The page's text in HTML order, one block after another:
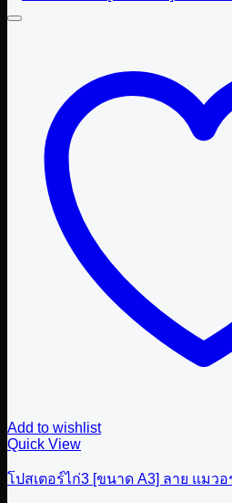
Add to wishlist
Quick View
โปสเตอร์ไก่3 [ขนาด A3] ลาย แมวอ